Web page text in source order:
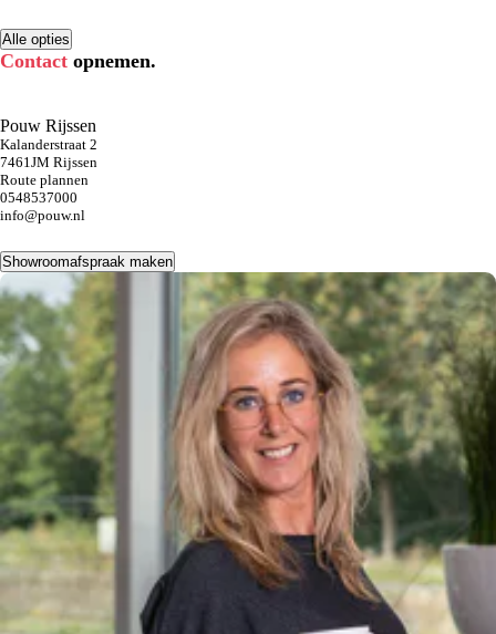
Alle opties
Contact opnemen.
Pouw Rijssen
Kalanderstraat 2
7461JM Rijssen
Route plannen
0548537000
info@pouw.nl
Showroomafspraak maken